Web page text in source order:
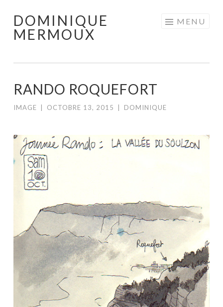
Aller
au
DOMINIQUE
MERMOUX
MENU
RANDO ROQUEFORT
IMAGE OCTOBRE 13, 2015 DOMINIQUE